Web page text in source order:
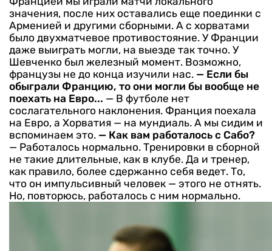
значения, после них оставались еще поединки с
Арменией и другими сборными. А с хорватами
было двухматчевое противостояние. У Франции
даже выиграть могли, на выезде так точно. У
Шевченко был железный момент. Возможно,
французы не до конца изучили нас. — Если бы
обыграли Францию, то они могли бы вообще не
поехать на Евро... — В футболе нет
сослагательного наклонения. Франция поехала
на Евро, а Хорватия — на мундиаль. А мы сидим и
вспоминаем это. — Как вам работалось с Сабо?
— Работалось нормально. Тренировки в сборной
не такие длительные, как в клубе. Да и тренер,
как правило, более сдержанно себя ведет. То,
что он импульсивный человек — этого не отнять.
Но, повторюсь, работалось с ним нормально.